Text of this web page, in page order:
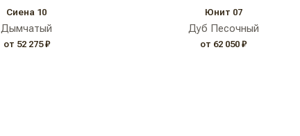
Сиена 10
Дымчатый
от 52 275 ₽
Юнит 07
Дуб Песочный
от 62 050 ₽